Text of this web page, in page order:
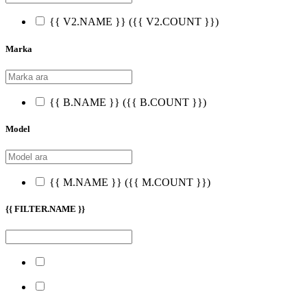
{{ V2.NAME }} ({{ V2.COUNT }})
Marka
{{ B.NAME }} ({{ B.COUNT }})
Model
{{ M.NAME }} ({{ M.COUNT }})
{{ FILTER.NAME }}